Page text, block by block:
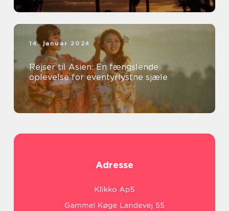
14. januar 2024
Rejser til Asien: En fængslende
oplevelse for eventyrlystne sjæle
Adresse